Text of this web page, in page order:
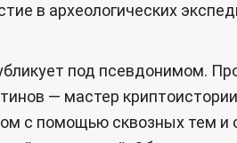
в археологических
под псевдонимом.
— мастер
с помощью сквозных тем и